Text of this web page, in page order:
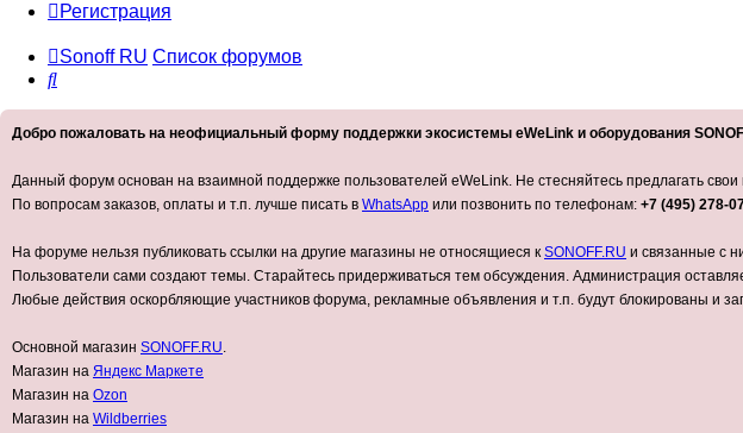
Регистрация
Sonoff RU Список форумов
Поиск
Добро пожаловать на неофициальный форму поддержки экосистемы eWeLink и оборудования
Данный форум основан на взаимной поддержке пользователей eWeLink. Не стесняйтесь предлагать
По вопросам заказов, оплаты и т.п. лучше писать в WhatsApp или позвонить по телефонам: +7 (495) 278-
На форуме нельзя публиковать ссылки на другие магазины не относящиеся к SONOFF.RU и связанные с
Пользователи сами создают темы. Старайтесь придерживаться тем обсуждения. Администрация
Любые действия оскорбляющие участников форума, рекламные объявления и т.п. будут блокированы и
Основной магазин SONOFF.RU.
Магазин на Яндекс Маркете
Магазин на Ozon
Магазин на Wildberries